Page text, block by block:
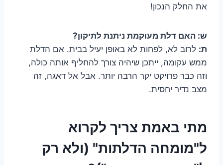
את החלק הנכון!
ש: האם דלת מעוקמת ניתנת לתיקון?
ת: לרוב לא, לפחות לא באופן יעיל בבית. אם הדלת
ממש עקומה, ייתכן שיהיה צורך להחליף אותה כולה,
וזה כבר פרויקט יקר הרבה יותר. אבל אל דאגה, זה
מצב נדיר יחסית.
מתי באמת צריך לקרוא
ל"מומחה הדלתות" (ולא רק